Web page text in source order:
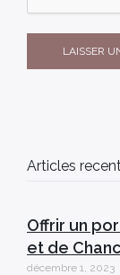
Articles
Offrir un
et de
décembre 1, 2023